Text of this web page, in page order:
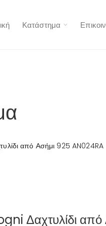
Κατάστημα
από Ασήμι 925 AN024RA
Δαχτυλίδι